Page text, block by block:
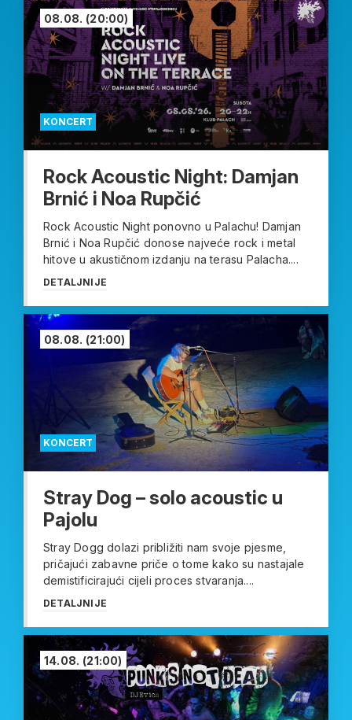
KONCERT
08.08. (20:00)
Rock Acoustic Night: Damjan
Brnić i Noa Rupčić
Rock Acoustic Night ponovno u Palachu! Damjan
Brnić i Noa Rupčić donose najveće rock i metal
hitove u akustičnom izdanju na terasu Palacha....
DETALJNIJE
KONCERT
08.08. (21:00)
Stray Dog – solo acoustic u
Pajolu
Stray Dogg dolazi približiti nam svoje pjesme,
pričajući zabavne priče o tome kako su nastajale
demistificirajući cijeli proces stvaranja....
DETALJNIJE
14.08. (21:00)